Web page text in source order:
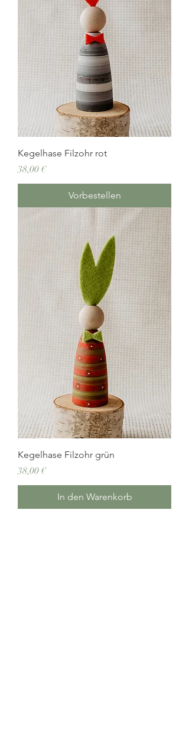
Kegelhase Filzohr rot
Preis
38,00 €
Vorbestellen
Kegelhase Filzohr grün
Preis
38,00 €
In den Warenkorb